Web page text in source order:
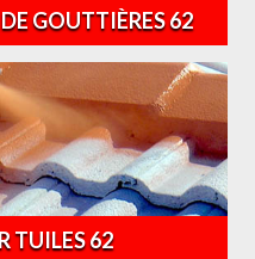
GOUTTIÈRES 62
TUILES 62